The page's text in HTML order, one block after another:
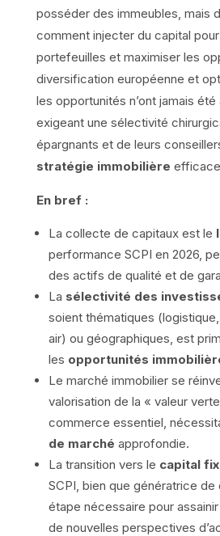
posséder des immeubles, mais
comment injecter du capital
portefeuilles et maximiser les
diversification européenne et
les opportunités n’ont jamais été
exigeant une sélectivité
épargnants et de leurs
stratégie immobilière
En bref :
La collecte de capitaux est le
performance SCPI en 2026,
des actifs de qualité et de
La sélectivité des
soient thématiques
air) ou géographiques, est
les opportunités
Le marché immobilier se
valorisation de la « valeur
commerce essentiel,
de marché approfondie.
La transition vers le capital
SCPI, bien que génératrice
étape nécessaire pour
de nouvelles perspectives